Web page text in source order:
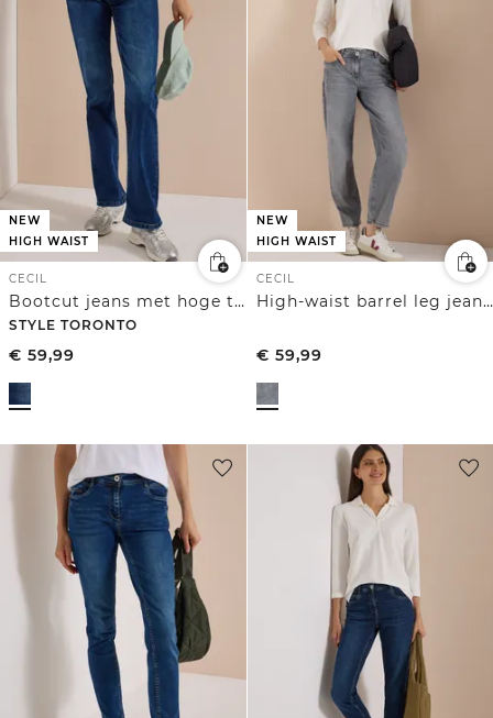
NEW
HIGH WAIST
CECIL
Bootcut jeans met hoge taille en slim fit
STYLE TORONTO
€ 59,99
NEW
HIGH WAIST
CECIL
High-waist barrel leg jeans in een losse pasvorm
€ 59,99